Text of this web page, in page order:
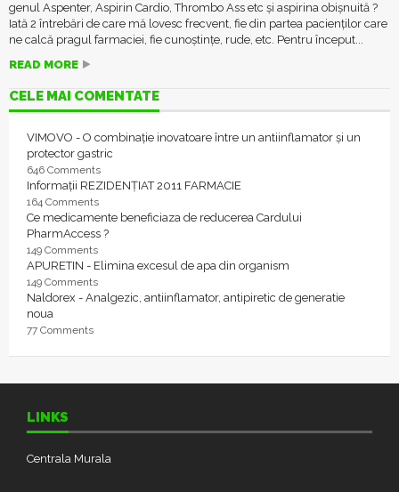
genul Aspenter, Aspirin Cardio, Thrombo Ass etc și aspirina obișnuită ?
Iată 2 întrebări de care mă lovesc frecvent, fie din partea pacienților care
ne calcă pragul farmaciei, fie cunoștințe, rude, etc. Pentru început...
READ MORE
CELE MAI COMENTATE
VIMOVO - O combinație inovatoare între un antiinflamator și un
protector gastric
646 Comments
Informații REZIDENȚIAT 2011 FARMACIE
164 Comments
Ce medicamente beneficiaza de reducerea Cardului
PharmAccess ?
149 Comments
APURETIN - Elimina excesul de apa din organism
149 Comments
Naldorex - Analgezic, antiinflamator, antipiretic de generatie
noua
77 Comments
LINKS
Centrala Murala